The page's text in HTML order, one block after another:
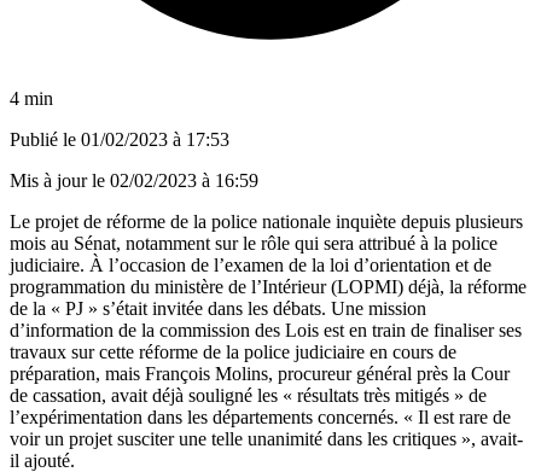
4 min
Publié le 01/02/2023 à 17:53
Mis à jour le 02/02/2023 à 16:59
Le projet de réforme de la police nationale inquiète depuis plusieurs
mois au Sénat, notamment sur le rôle qui sera attribué à la police
judiciaire. À l’occasion de l’examen de la loi d’orientation et de
programmation du ministère de l’Intérieur (LOPMI) déjà, la réforme
de la « PJ » s’était invitée dans les débats. Une mission
d’information de la commission des Lois est en train de finaliser ses
travaux sur cette réforme de la police judiciaire en cours de
préparation, mais François Molins, procureur général près la Cour
de cassation, avait déjà souligné les « résultats très mitigés » de
l’expérimentation dans les départements concernés. « Il est rare de
voir un projet susciter une telle unanimité dans les critiques », avait-
il ajouté.